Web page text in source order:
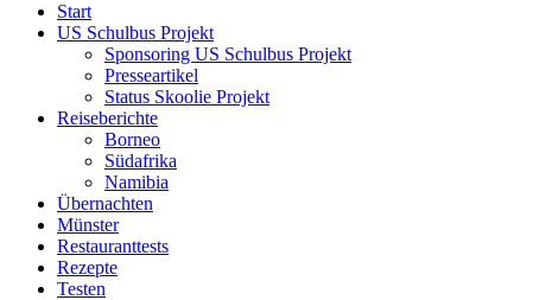
Start
US Schulbus Projekt
Sponsoring US Schulbus Projekt
Presseartikel
Status Skoolie Projekt
Reiseberichte
Borneo
Südafrika
Namibia
Übernachten
Münster
Restauranttests
Rezepte
Testen